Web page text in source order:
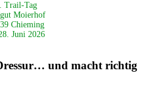
Trail-Tag
Moierhof
Chieming
Juni 2026
und macht richtig